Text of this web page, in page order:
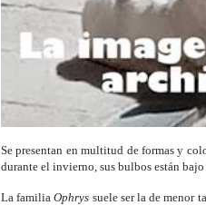
Se presentan en multitud de formas y
durante el invierno, sus bulbos están
La familiaOphrys suele ser la de menor